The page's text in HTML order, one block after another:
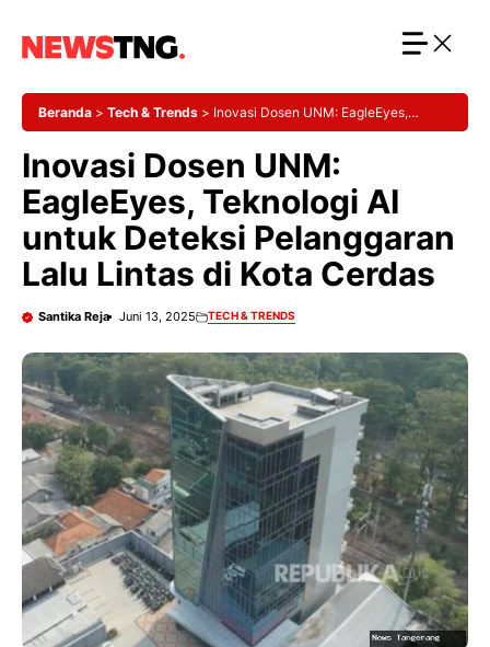
Beranda > Tech & Trends > Inovasi Dosen UNM: EagleEyes,
Inovasi Dosen UNM:
EagleEyes, Teknologi AI
untuk Deteksi Pelanggaran
Lalu Lintas di Kota Cerdas
Santika Reja Juni 13, 2025 TECH & TRENDS